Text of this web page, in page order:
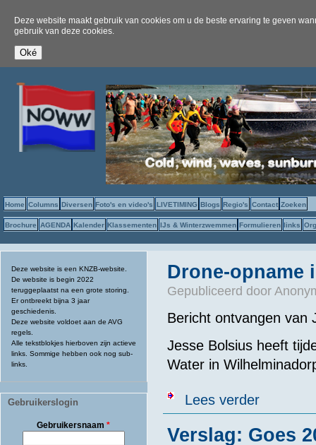
Deze website maakt gebruik van cookies om u de beste ervaring te geven
gebruik van deze cookies.
Home Columns Diversen Foto's en video's LIVETIMING Blogs Regio's Contact Zoeken
Brochure AGENDA Kalender Klassementen IJs & Winterzwemmen Formulieren links
Deze website is een KNZB-website.
De website is begin 2022
teruggeplaatst na een grote storing.
Er ontbreekt bijna 3 jaar
geschiedenis.
Deze website voldoet aan de AVG
regels.
Alle tekstblokjes hierboven zijn actieve
links. Sommige hebben ook nog sub-
links.
Gebruikerslogin
Gebruikersnaam*
Drone-opname
Gepubliceerd door
Bericht ontvangen van
Jesse Bolsius heeft
Water in
Lees verderover Drone-
Verslag: Goes